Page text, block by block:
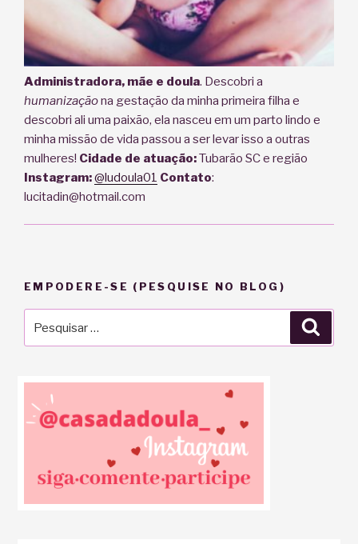
Administradora, mãe e doula. Descobri a
humanizaçãona gestação da minha primeira filha e
descobri ali uma paixão, ela nasceu em um parto lindo e
minha missão de vida passou a ser levar isso a outras
mulheres! Cidade de atuação:Tubarão SC e região
Instagram:@ludoula01 Contato:
lucitadin@hotmail.com
EMPODERE-SE (PESQUISE NO BLOG)
por: